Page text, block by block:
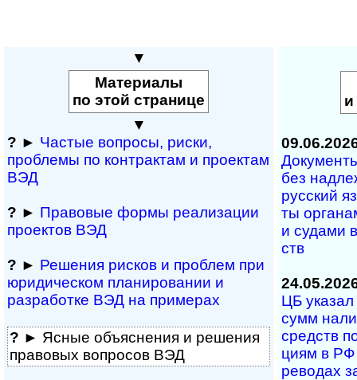
▼
Материалы
по этой странице
▼
? ► Частые вопросы, рис­ки,
проблемы по конт­рактам и проектам
ВЭД
? ► Правовые формы реализации
проектов ВЭД
? ► Решения рисков и про­блем при
юридичес­ком планирова­нии и
разра­ботке ВЭД на примерах
? ► Ясные объяснения и решения
правовых вопросов ВЭД
и
без
рус­ский
ты
и су­да­ми
ств
ЦБ
сумм
средств
ци­ям в
ре­во­дах